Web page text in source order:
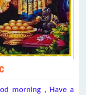
morning , Have a